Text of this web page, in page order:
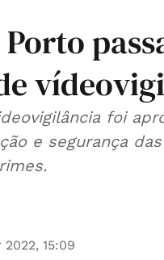
foi
e segurança
2022, 15:09